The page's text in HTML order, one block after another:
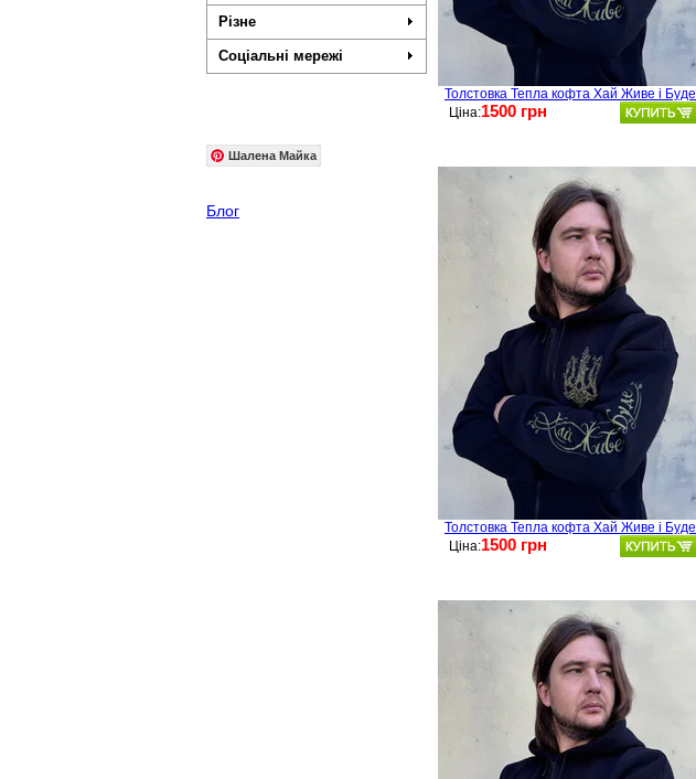
Різне
Соціальні мережі
Шалена Майка
Блог
Толстовка Тепла кофта Хай Живе і Буде
Ціна:1500 грн
Толстовка Тепла кофта Хай Живе і Буде
Ціна:1500 грн